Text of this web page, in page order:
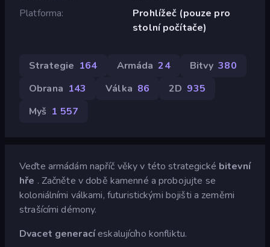
Platforma
Prohlížeč (pouze pro
stolní počítače)
Strategie 164 Armáda 24 Bitvy 380
Obrana 143 Válka 86 2D 935
Myš 1 557
Veďte armádám napříč věky v této strategické bitevní
hře . Začněte v době kamenné a probojujte se
koloniálními válkami, futuristickými bojišti a zeměmi
strašícími démony.
Dvacet generacíeskalujícího konfliktu.